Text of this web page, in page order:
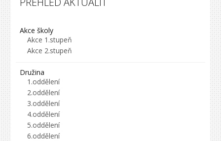
Akce školy
Akce 1.stupeň
Akce 2.stupeň
Družina
1.oddělení
2.oddělení
3.oddělení
4.oddělení
5.oddělení
6.oddělení